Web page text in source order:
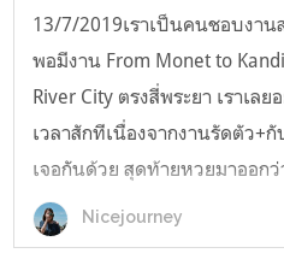
13/7/2019เราเป็นคนชอบงาน
พอมีงาน From Monet to
River City ตรงสี่พระยา เราเล
เวลาสักทีเนื่องจากงานรัดตัว+
เจอกันด้วย สุดท้ายหวยมาออก
ก.ค จัดแจงนัดกันที่สามย่าน แล้
ตรงนั้นงานMonet จัดที่ชั้น 3 ...
Nicejourney